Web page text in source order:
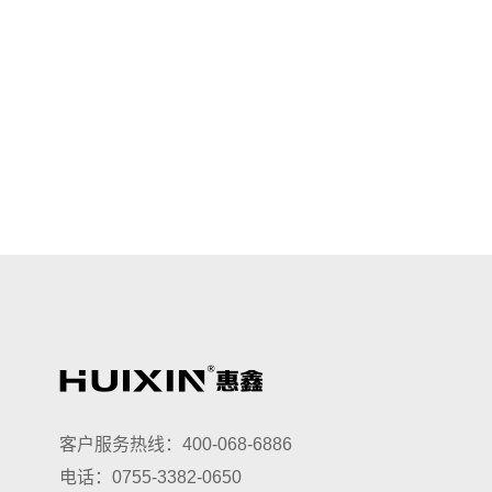
客户服务热线： 400-068-6886
电话： 0755-3382-0650